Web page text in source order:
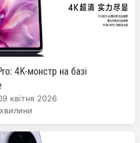
4K-монстр на базі
квітня 2026